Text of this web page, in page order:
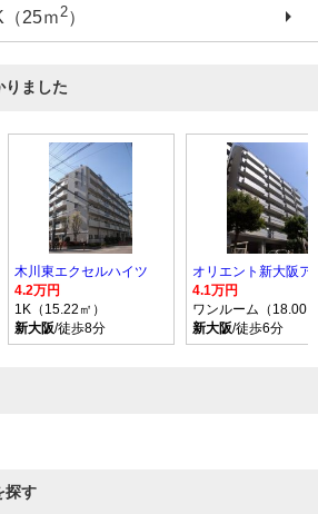
25ｍ 2）
りました
木川東エクセルハイツ
4.2万円
1K（15.22㎡）
新大阪/徒歩8分
4.1万円
ワンルーム（18.00
新大阪/徒歩6分
探す